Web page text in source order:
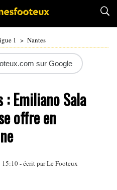
1 > Nantes
sur Google
: Emiliano Sala
offre en
- écrit par Le Footeux